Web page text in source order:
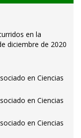
en la
diciembre de 2020
en Ciencias
en Ciencias
en Ciencias